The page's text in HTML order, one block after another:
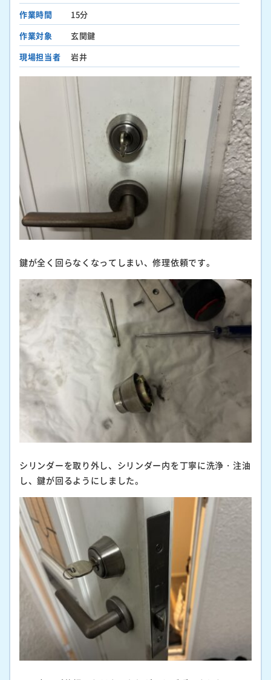
作業時間
15分
作業対象
玄関鍵
現場担当者
岩井
鍵が全く回らなくなってしまい、修理依頼です。
シリンダーを取り外し、シリンダー内を丁寧に洗浄・注油
し、鍵が回るようにしました。